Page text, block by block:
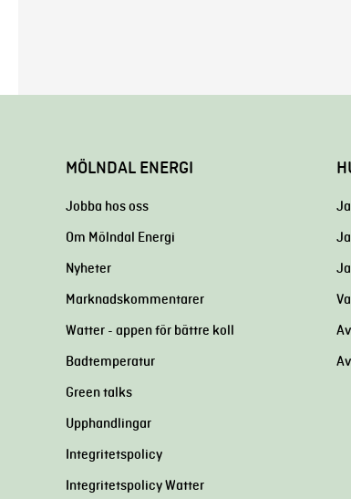
MÖLNDAL ENERGI
Jobba hos oss
Om Mölndal Energi
Nyheter
Marknadskommentarer
Watter - appen för bättre koll
Badtemperatur
Green talks
Upphandlingar
Integritetspolicy
Integritetspolicy Watter